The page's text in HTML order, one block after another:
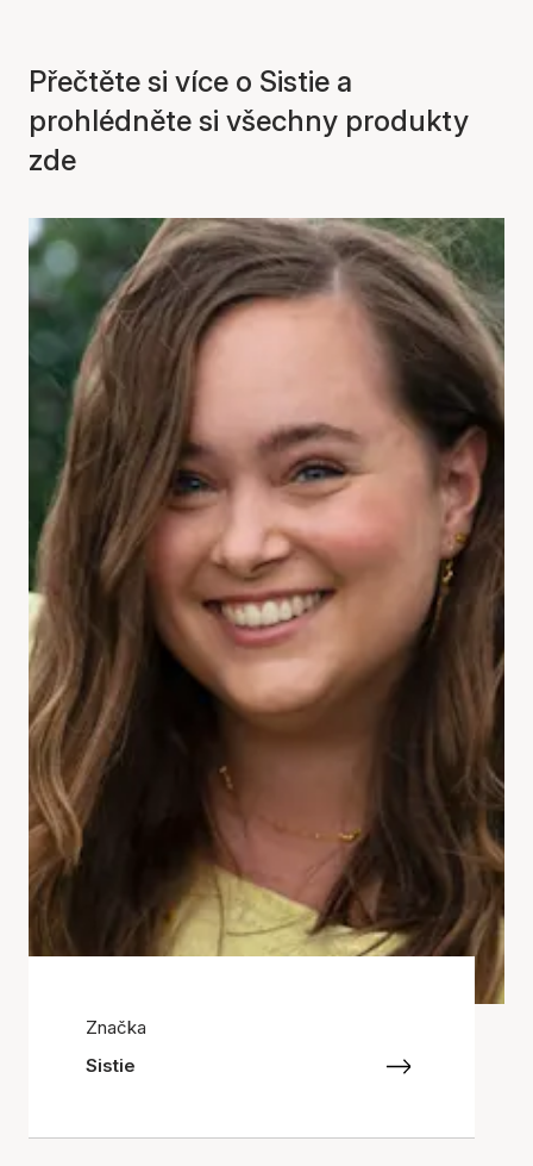
Přečtěte si více o Sistie a
prohlédněte si všechny produkty
zde
Značka
Sistie